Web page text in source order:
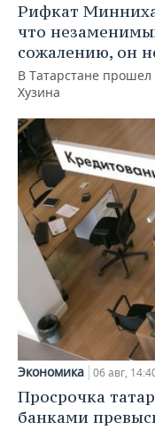
Рифкат
что
сожалению, он
В Татарстане
Хузина
Экономика 06 авг,
Просрочка
банками